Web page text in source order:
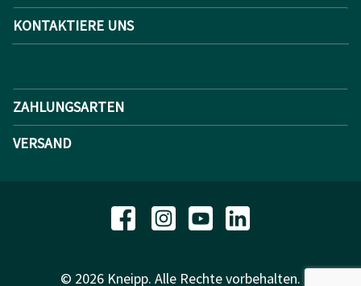
KONTAKTIERE UNS
ZAHLUNGSARTEN
VERSAND
© 2026 Kneipp. Alle Rechte vorbehalten.